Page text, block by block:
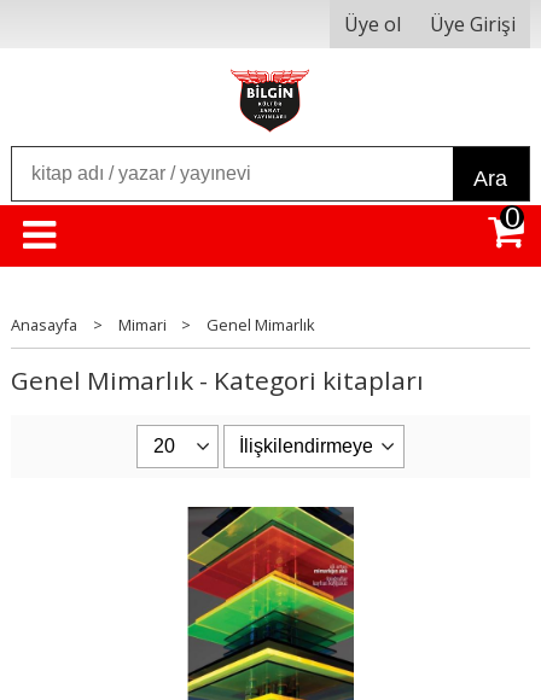
Üye ol Üye Girişi
Ara
0
Anasayfa > Mimari > Genel Mimarlık
Genel Mimarlık - Kategori kitapları